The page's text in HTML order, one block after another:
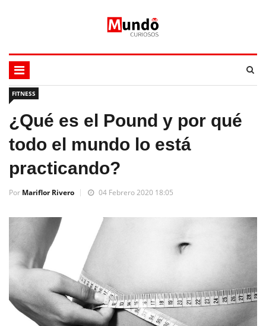
FITNESS
¿Qué es el Pound y por qué
todo el mundo lo está
practicando?
Por Mariflor Rivero 04 Febrero 2020 18:05